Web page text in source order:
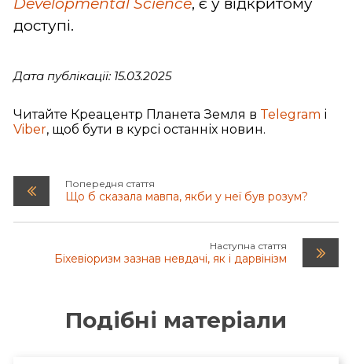
доступі.
Дата публікації: 15.03.2025
Читайте Креацентр Планета Земля в Telegram і
Viber, щоб бути в курсі останніх новин.
Попередня стаття
Що б сказала мавпа, якби у неї був розум?
Наступна стаття
Біхевіоризм зазнав невдачі, як і дарвінізм
Подібні матеріали